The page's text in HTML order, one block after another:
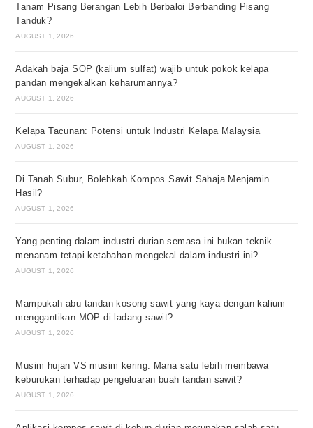
Tanam Pisang Berangan Lebih Berbaloi Berbanding Pisang
Tanduk?
AUGUST 1, 2026
Adakah baja SOP (kalium sulfat) wajib untuk pokok kelapa
pandan mengekalkan keharumannya?
AUGUST 1, 2026
Kelapa Tacunan: Potensi untuk Industri Kelapa Malaysia
AUGUST 1, 2026
Di Tanah Subur, Bolehkah Kompos Sawit Sahaja Menjamin
Hasil?
AUGUST 1, 2026
Yang penting dalam industri durian semasa ini bukan teknik
menanam tetapi ketabahan mengekal dalam industri ini?
AUGUST 1, 2026
Mampukah abu tandan kosong sawit yang kaya dengan kalium
menggantikan MOP di ladang sawit?
AUGUST 1, 2026
Musim hujan VS musim kering: Mana satu lebih membawa
keburukan terhadap pengeluaran buah tandan sawit?
AUGUST 1, 2026